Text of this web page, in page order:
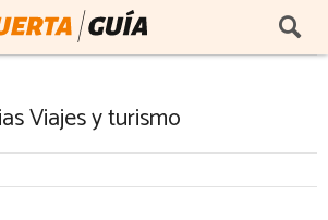
Viajes y turismo